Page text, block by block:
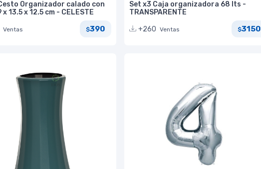
Organizador calado con
13.5 x 12.5 cm - CELESTE
Ventas $390
Set x3 Caja organizadora 68 lts -
TRANSPARENTE
+260 Ventas $3150